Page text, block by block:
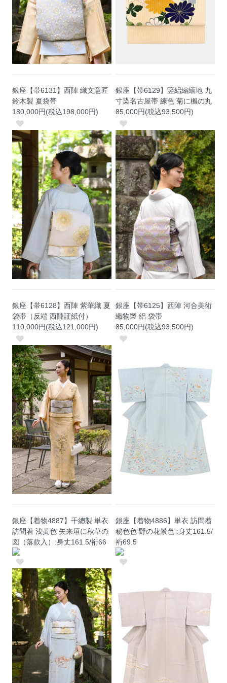
銀座【帯6131】西陣 織文意匠
鈴木製 夏袋帯
180,000円(税込198,000円)
銀座【帯6129】竪絽縮緬地 九
寸染名古屋帯 練色 菊に楓の丸
85,000円(税込93,500円)
銀座【帯6128】西陣 紫華織 夏
袋帯（反端 西陣証紙付）
110,000円(税込121,000円)
銀座【帯6125】西陣 河合美術
織物製 絽 袋帯
85,000円(税込93,500円)
銀座【着物4887】千總製 単衣
訪問着 浅黄色 矢来垣に秋草の
図（落款入）:身丈161.5/裄66
銀座【着物4886】単衣 訪問着
秘色色 野の花景色 :身丈161.5/
裄69.5